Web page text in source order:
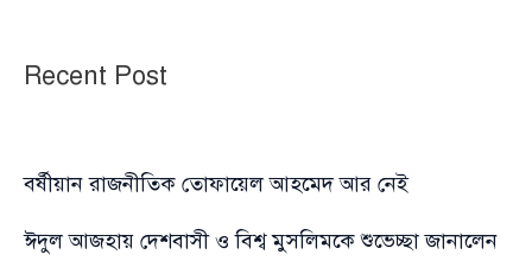
Recent Post
বর্ষীয়ান রাজনীতিক তোফায়েল আহমেদ আর নেই
ঈদুল আজহায় দেশবাসী ও বিশ্ব মুসলিমকে শুভেচ্ছা জানালেন